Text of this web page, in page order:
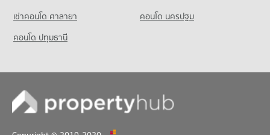
ขายคอนโด สำนักงานคณะกรรมการอาหารและยา
มีคอนโดขาย 2,236 ประกาศ
คอนโด การไฟฟ้าส่วนภูมิภาค (กฟภ.)
มีคอนโดให้เช่า 6,863 ประกาศ
ขายคอนโด การไฟฟ้าส่วนภูมิภาค (กฟภ.)
มีคอนโดขาย 2,598 ประกาศ
เช่าคอนโด ศาลายา
คอนโด นครปฐม
คอนโด ปทุมธานี